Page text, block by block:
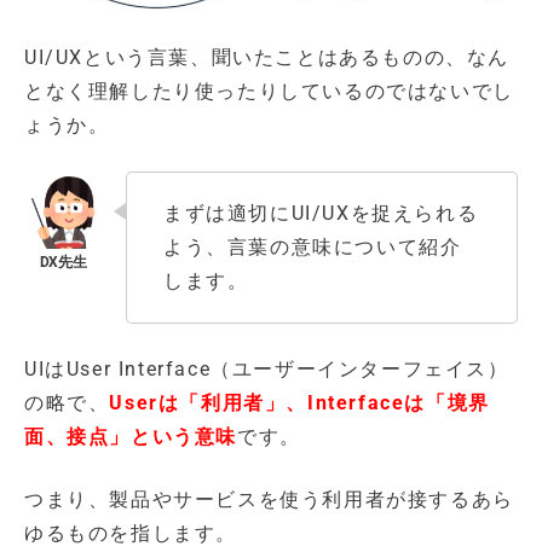
UI/UXという言葉、聞いたことはあるものの、なん
となく理解したり使ったりしているのではないでし
ょうか。
まずは適切にUI/UXを捉えられる
よう、言葉の意味について紹介
します。
UIはUser Interface（ユーザーインターフェイス）
の略で、 Userは「利用者」、Interfaceは「境界
面、接点」という意味です。
つまり、製品やサービスを使う利用者が接するあら
ゆるものを指します。